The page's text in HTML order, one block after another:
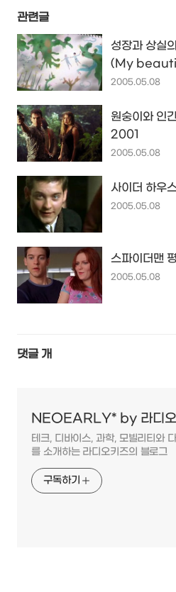
관련글
성장과 상실
(My
2005.05.08
원숭이와 인
2001
2005.05.08
사이더 하우
2005.05.08
스파이더맨
2005.05.08
댓글 개
NEOEARLY* by 라디
테크, 디바이스, 과학, 모빌리티와
를 소개하는 라디오키즈의 블로그
구독하기